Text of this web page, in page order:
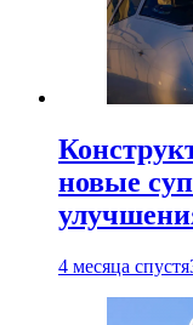
новые
4 месяца спустя